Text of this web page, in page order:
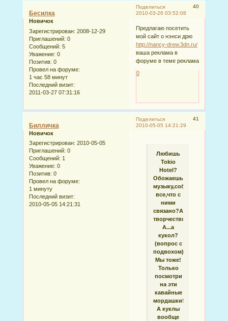
Поделиться
40
2010-03-26 03:52:08
Бесилка
Новичок
Зарегистрирован: 2008-12-29
Приглашений: 0
Сообщений: 5
Уважение: 0
Позитив: 0
Провел на форуме:
1 час 58 минут
Последний визит:
2011-03-27 07:31:16
Предлагаю посетить
мой сайт о нэнси дрю
http://nancy-drew.3dn.ru/
ваша реклама в
форуме в теме реклама
0
Поделиться
41
2010-05-05 14:21:29
Билличка
Новичок
Зарегистрирован: 2010-05-05
Приглашений: 0
Сообщений: 1
Уважение: 0
Позитив: 0
Провел на форуме:
1 минуту
Последний визит:
2010-05-05 14:21:31
Любишь
Tokio
Hotel?
Обожаешь
музыку,собираешь
все,что с
ними
связано?А
творчество?
А...а
кукол?
(вопрос с
подвохом))
Мы тоже!
Только
посмотри
на эти
кавайные
мордашки!
А куклы
вообще